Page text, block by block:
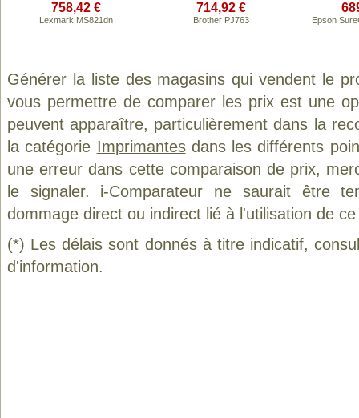
758,42 €
Lexmark MS821dn
714,92 €
Brother PJ763 Epson
Générer la liste des magasins qui vendent le
vous permettre de comparer les prix est une
peuvent apparaître, particulièrement dans la
la catégorie Imprimantesdans les différents
une erreur dans cette comparaison de prix,
le signaler. i-Comparateur ne saurait être
dommage direct ou indirect lié à l'utilisation de
(*) Les délais sont donnés à titre indicatif,
d'information.